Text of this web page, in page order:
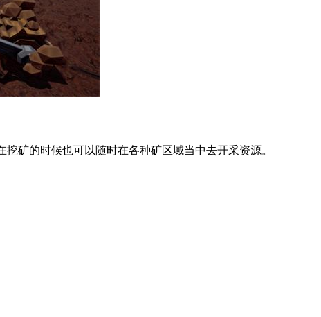
矿的时候也可以随时在各种矿区域当中去开采资源。